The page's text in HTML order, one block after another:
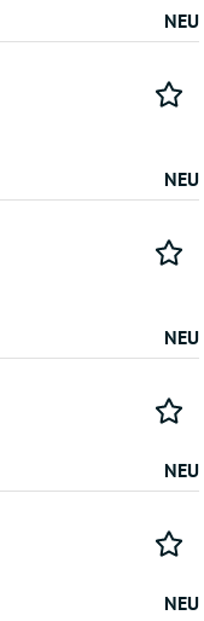
NEU
NEU
NEU
NEU
NEU